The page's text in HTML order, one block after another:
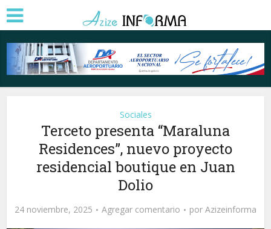
Sociales
Terceto presenta “Maraluna
Residences”, nuevo proyecto
residencial boutique en Juan
Dolio
24 noviembre, 2025 Agregar comentario por Azizeinforma